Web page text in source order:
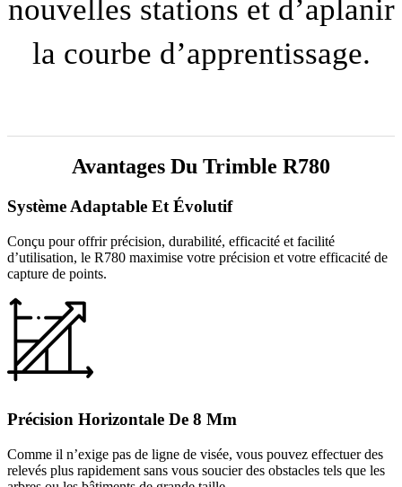
nouvelles stations et d’aplanir
la courbe d’apprentissage.
Avantages Du Trimble R780
Système Adaptable Et Évolutif
Conçu pour offrir précision, durabilité, efficacité et facilité
d’utilisation, le R780 maximise votre précision et votre efficacité de
capture de points.
Précision Horizontale De 8 Mm
Comme il n’exige pas de ligne de visée, vous pouvez effectuer des
relevés plus rapidement sans vous soucier des obstacles tels que les